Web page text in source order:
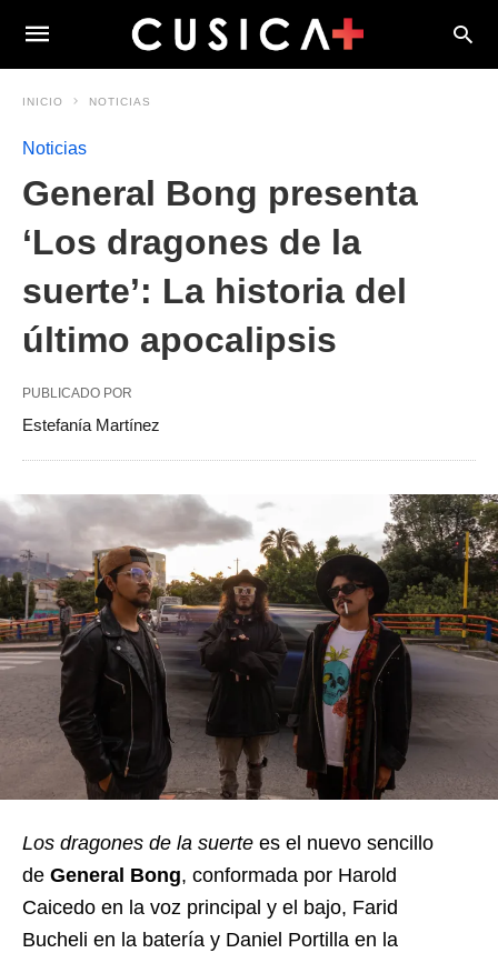
INICIO NOTICIAS
Noticias
General Bong presenta
‘Los dragones de la
suerte’: La historia del
último apocalipsis
PUBLICADO POR
Estefanía Martínez
Los dragones de la suerte es el nuevo sencillo
de General Bong, conformada por Harold
Caicedo en la voz principal y el bajo, Farid
Bucheli en la batería y Daniel Portilla en la